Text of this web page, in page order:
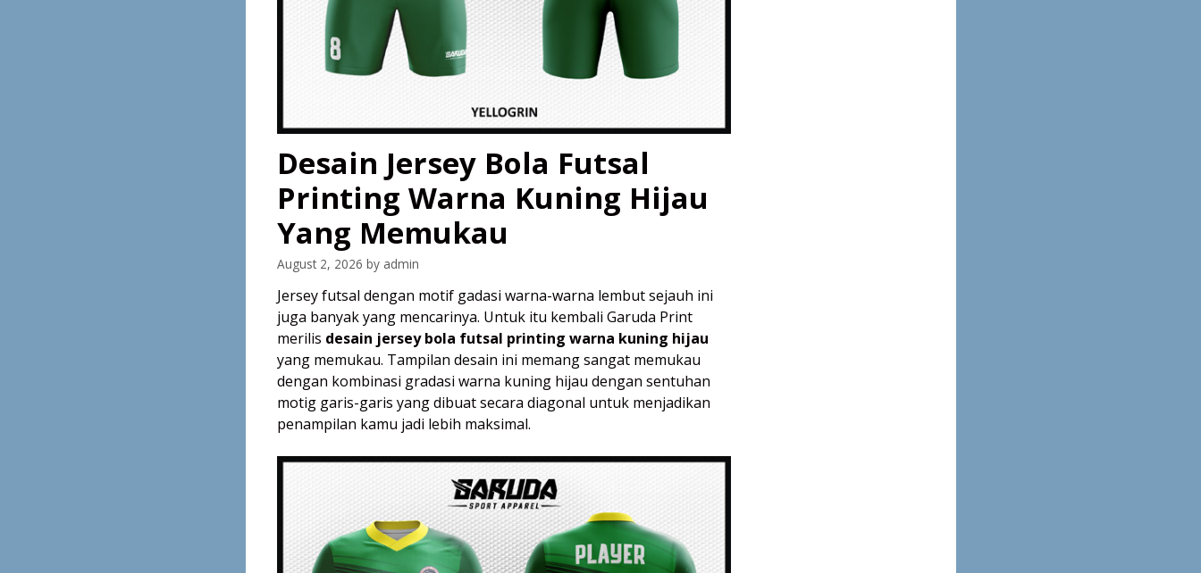
Desain Jersey Bola Futsal
Printing Warna Kuning Hijau
Yang Memukau
August 2, 2026 by admin
Jersey futsal dengan motif gadasi warna-warna lembut sejauh ini
juga banyak yang mencarinya. Untuk itu kembali Garuda Print
merilis desain jersey bola futsal printing warna kuning hijau
yang memukau. Tampilan desain ini memang sangat memukau
dengan kombinasi gradasi warna kuning hijau dengan sentuhan
motig garis-garis yang dibuat secara diagonal untuk menjadikan
penampilan kamu jadi lebih maksimal.